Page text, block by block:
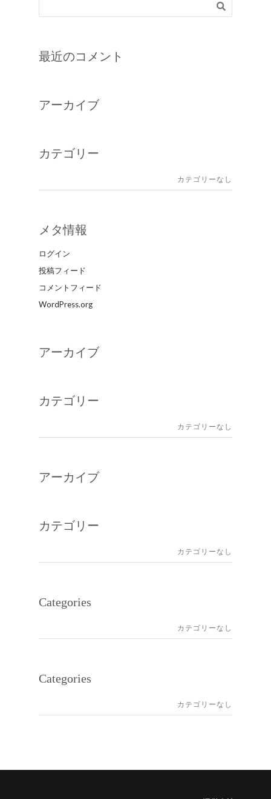
最近のコメント
アーカイブ
カテゴリー
カテゴリーなし
メタ情報
ログイン
投稿フィード
コメントフィード
WordPress.org
アーカイブ
カテゴリー
カテゴリーなし
アーカイブ
カテゴリー
カテゴリーなし
Categories
カテゴリーなし
Categories
カテゴリーなし